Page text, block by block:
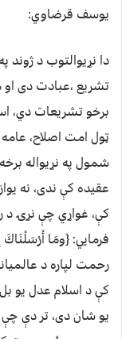
یوسف قرضاوي:
دا نړیوالتوب د ژوند
تشریع ،عبادت دی او
برخو تشریعات دي،
ټول امت اصلاح،
شمول په نړیواله
عقیده کې ندی، نه
کې، غواړي چې نړۍ د
فرمایي: {ومَا
رحمت لپاره د
کې د اسلام عدل یو بل
یو شان دی، تر دې